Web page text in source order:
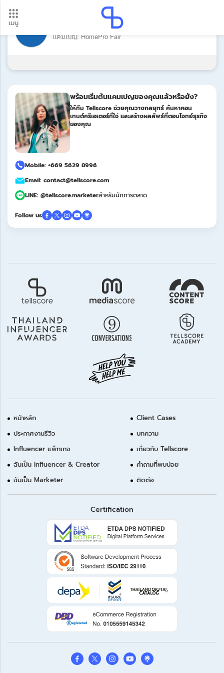
เมนู
อัปเดตใหม่ ต้องดู! รอบโอนเงินปี 2569 เช็กวันเงินเข้าได้ที่นี่
Update
แบรนด์: HomePro
แคมเปญ: HomePro Fair
พร้อมเริ่มต้นแคมเปญของคุณแล้วหรือยัง?
ให้ทีม Tellscore ช่วยคุณวางกลยุทธ์ ค้นหาคอน
เทนต์ครีเอเตอร์ที่ใช่ และสร้างผลลัพธ์ที่ตอบโจทย์ธุรกิจ
ของคุณ
Mobile: +669 5629 8996
Email: contact@tellscore.com
LINE: @tellscore.marketerสำหรับนักการตลาด
Follow us
หน้าหลัก
ประกาศงานรีวิว
Influencer แพ็กเกจ
ฉันเป็น Influencer & Creator
ฉันเป็น Marketer
Client Cases
บทความ
เกี่ยวกับ Tellscore
คำถามที่พบบ่อย
ติดต่อ
Certification